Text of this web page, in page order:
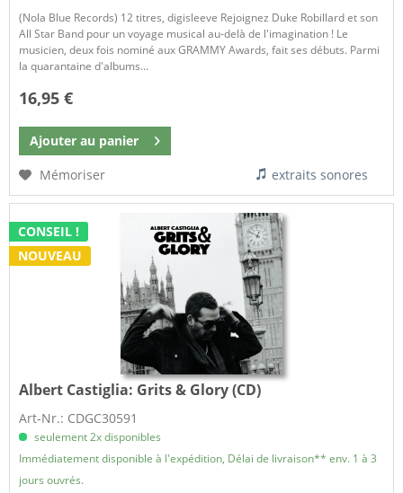
(Nola Blue Records) 12 titres, digisleeve Rejoignez Duke Robillard et son
All Star Band pour un voyage musical au-delà de l'imagination ! Le
musicien, deux fois nominé aux GRAMMY Awards, fait ses débuts. Parmi
la quarantaine d'albums...
16,95 €
Ajouter au panier
Mémoriser
extraits sonores
CONSEIL !
NOUVEAU
Albert Castiglia: Grits & Glory (CD)
Art-Nr.: CDGC30591
seulement 2x disponibles
Immédiatement disponible à l'expédition, Délai de livraison** env. 1 à 3
jours ouvrés.